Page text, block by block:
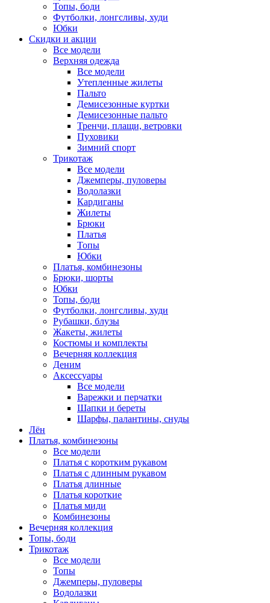
Топы, боди
Футболки, лонгсливы, худи
Юбки
Скидки и акции
Все модели
Верхняя одежда
Все модели
Утепленные жилеты
Пальто
Демисезонные куртки
Демисезонные пальто
Тренчи, плащи, ветровки
Пуховики
Зимний спорт
Трикотаж
Все модели
Джемперы, пуловеры
Водолазки
Кардиганы
Жилеты
Брюки
Платья
Топы
Юбки
Платья, комбинезоны
Брюки, шорты
Юбки
Топы, боди
Футболки, лонгсливы, худи
Рубашки, блузы
Жакеты, жилеты
Костюмы и комплекты
Вечерняя коллекция
Деним
Аксессуары
Все модели
Варежки и перчатки
Шапки и береты
Шарфы, палантины, снуды
Лён
Платья, комбинезоны
Все модели
Платья с коротким рукавом
Платья с длинным рукавом
Платья длинные
Платья короткие
Платья миди
Комбинезоны
Вечерняя коллекция
Топы, боди
Трикотаж
Все модели
Топы
Джемперы, пуловеры
Водолазки